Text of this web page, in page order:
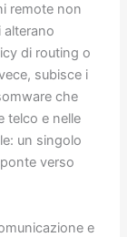
remote non
alterano
di routing o
subisce i
che
telco e nelle
un singolo
verso
e